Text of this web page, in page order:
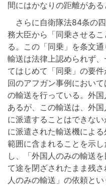
間にはかなりの距離がある
さらに自衛隊法84条の
務大臣から「同乗させる
る。この「同乗」を条文
輸送は法律上認められず
てはじめて「同乗」の要
回のアフガン事例におい
の輸送を行っている。外
あるが、この輸送は、外
に派遣することはできな
に派遣された輸送機によ
範囲に含まれることを示
し、「外国人のみの輸送
て途を閉ざされたまま残
人のみの輸送」の依頼と